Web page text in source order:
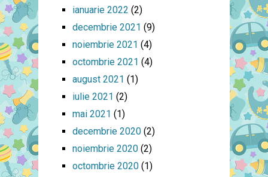
ianuarie 2022 (2)
decembrie 2021 (9)
noiembrie 2021 (4)
octombrie 2021 (4)
august 2021 (1)
iulie 2021 (2)
mai 2021 (1)
decembrie 2020(2)
noiembrie 2020(2)
octombrie 2020(1)